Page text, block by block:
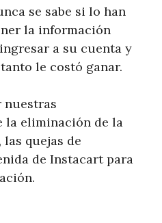
se sabe si lo han
la información
a su cuenta y
le costó ganar.
nuestras
la eliminación de la
quejas de
de Instacart para